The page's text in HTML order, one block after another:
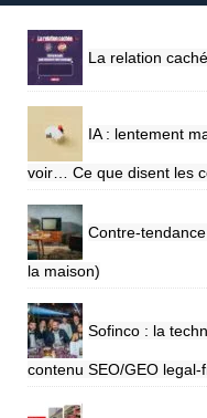
La relation
IA : lentement
voir… Ce que disent les
Contre-
la maison)
Sofinco : la
contenu SEO/GEO legal-